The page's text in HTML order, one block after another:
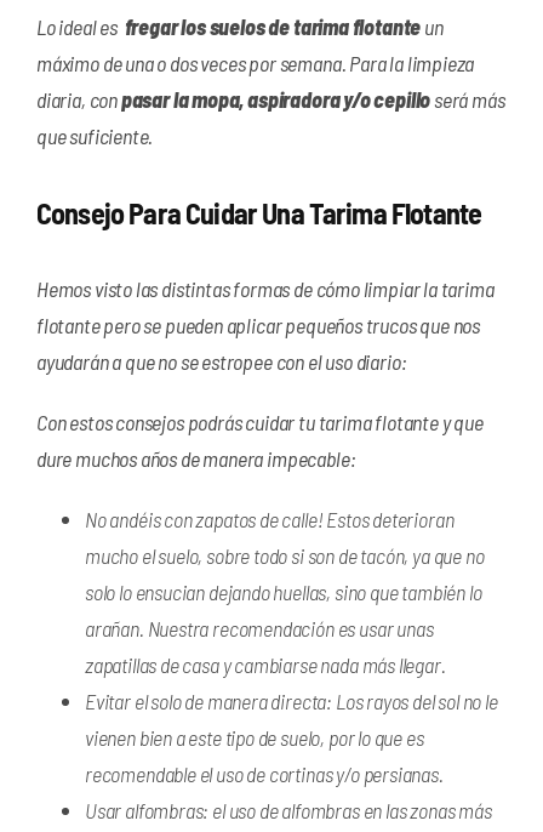
Lo ideal es fregar los suelos de tarima flotanteun
máximo de una o dos veces por semana. Para la limpieza
diaria, conpasar la mopa, aspiradora y/o cepilloserá más
que suficiente.
Consejo Para Cuidar Una Tarima Flotante
Hemos visto las distintas formas de cómo limpiar la tarima
flotante pero se pueden aplicar pequeños trucos que nos
ayudarán a que no se estropee con el uso diario:
Con estos consejos podrás cuidar tu tarima flotante y que
dure muchos años de manera impecable:
No andéis con zapatos de calle! Estos deterioran
mucho el suelo, sobre todo si son de tacón, ya que no
solo lo ensucian dejando huellas, sino que también lo
arañan. Nuestra recomendación es usar unas
zapatillas de casa y cambiarse nada más llegar.
Evitar el solo de manera directa: Los rayos del sol no le
vienen bien a este tipo de suelo, por lo que es
recomendable el uso de cortinas y/o persianas.
Usar alfombras: el uso de alfombras en las zonas más